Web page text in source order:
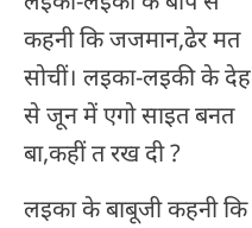
कहनी कि जजमान,ढेर मत
सोचीं। लइका-लइकी के देह
से जून में एगो साइत बनत
बा,कहीं त रख दी ?
लइका के बाबूजी कहनी कि